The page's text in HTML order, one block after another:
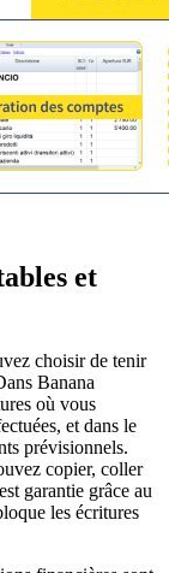
et
choisir de tenir
Banana
où vous
et dans le
prévisionnels.
copier, coller
garantie grâce au
les écritures